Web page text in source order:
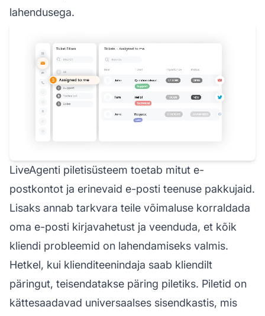
lahendusega.
LiveAgenti piletisüsteem toetab mitut e-
postkontot ja erinevaid e-posti teenuse pakkujaid.
Lisaks annab tarkvara teile võimaluse korraldada
oma e-posti kirjavahetust ja veenduda, et kõik
kliendi probleemid on lahendamiseks valmis.
Hetkel, kui klienditeenindaja saab kliendilt
päringut, teisendatakse päring piletiks. Piletid on
kättesaadavad universaalses sisendkastis, mis